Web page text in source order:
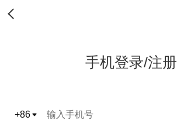
手机登录/注册
+86